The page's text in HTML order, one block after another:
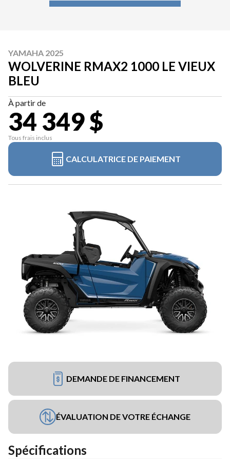
YAMAHA 2025
WOLVERINE RMAX2 1000 LE VIEUX
BLEU
À partir de
34 349 $
Tous frais inclus
CALCULATRICE DE PAIEMENT
DEMANDE DE FINANCEMENT
ÉVALUATION DE VOTRE ÉCHANGE
Spécifications